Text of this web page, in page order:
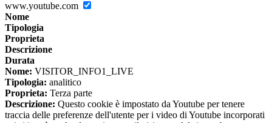
www.youtube.com
Nome
Tipologia
Proprieta
Descrizione
Durata
Nome: VISITOR_INFO1_LIVE
Tipologia: analitico
Proprieta: Terza parte
Descrizione: Questo cookie è impostato da Youtube per tenere
traccia delle preferenze dell'utente per i video di Youtube incorporati